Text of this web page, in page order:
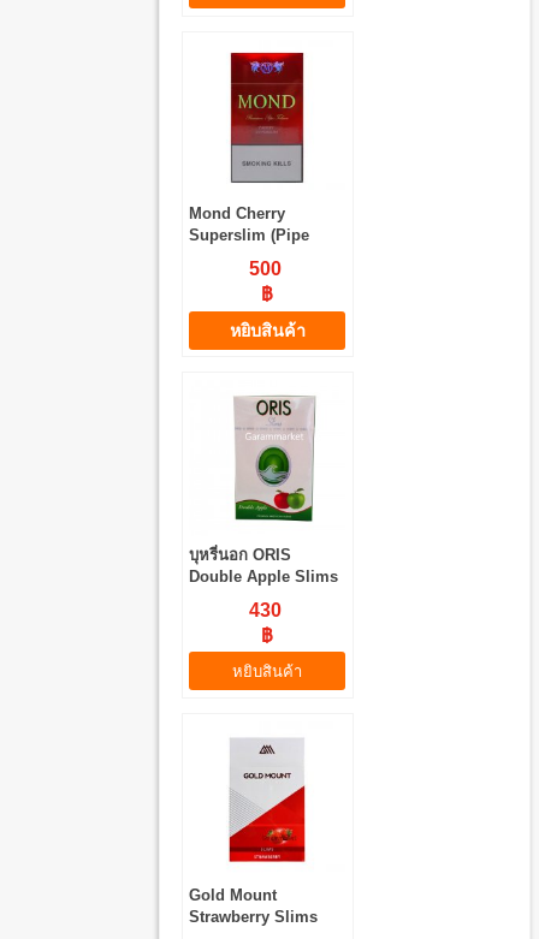
Mond Cherry
Superslim (Pipe
Tobacco)
500
฿
หยิบสินค้า
บุหรี่นอก ORIS
Double Apple Slims
430
฿
หยิบสินค้า
Gold Mount
Strawberry Slims